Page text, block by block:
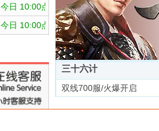
今日 10:00点
今日 10:00点
今日 10:00点
今日 10:00点
今日 10:00点
三十六计
双线700服/火爆开启